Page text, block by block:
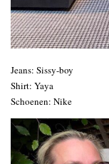
Jeans: Sissy-boy
Shirt: Yaya
Schoenen: Nike